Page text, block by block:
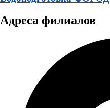
Адреса филиалов